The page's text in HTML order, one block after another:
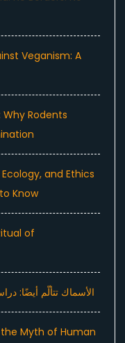
Veganism: A
Rodents
and Ethics
Know
of
الأسماك تتألّم أيضًا:
the Myth of Human